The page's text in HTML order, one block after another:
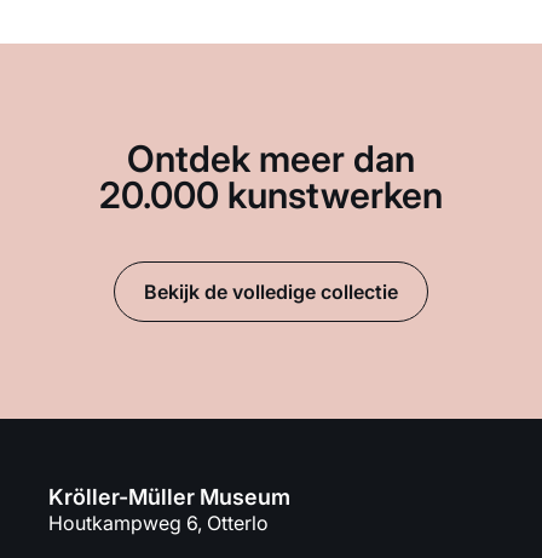
Ontdek meer dan
20.000 kunstwerken
Bekijk de volledige collectie
Kröller-Müller Museum
Houtkampweg 6, Otterlo